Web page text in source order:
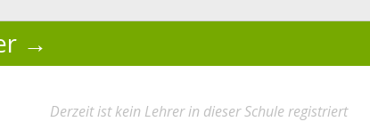
Derzeit ist kein Lehrer in dieser Schule registriert